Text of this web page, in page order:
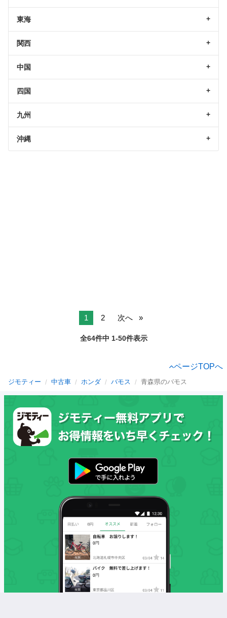
東海
関西
中国
四国
九州
沖縄
1 2 次へ
全64件中 1-50件表示
ページTOPへ
ジモティー 中古車 ホンダ バモス 青森県のバモス